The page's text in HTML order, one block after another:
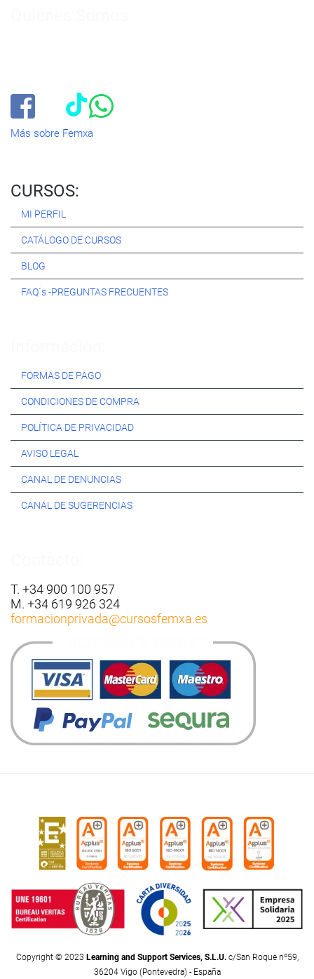
Más sobre Femxa
CURSOS:
MI PERFIL
CATÁLOGO DE CURSOS
BLOG
FAQ´s -PREGUNTAS FRECUENTES
FORMAS DE PAGO
CONDICIONES DE COMPRA
POLÍTICA DE PRIVACIDAD
AVISO LEGAL
CANAL DE DENUNCIAS
CANAL DE SUGERENCIAS
T. +34 900 100 957
M. +34 619 926 324
formacionprivada@cursosfemxa.es
Copyright © 2023 Learning and Support Services, S.L.U.c/San Roque nº59,
36204 Vigo (Pontevedra) - España